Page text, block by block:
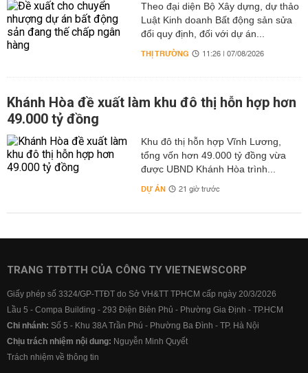
Theo đại diện Bộ Xây dựng, dự thảo
Luật Kinh doanh Bất động sản sửa
đổi quy định, đối với dự án...
THỊ TRƯỜNG 11:26 | 07/08/2026
Khánh Hòa đề xuất làm khu đô thị hỗn hợp hơn
49.000 tỷ đồng
Khu đô thị hỗn hợp Vĩnh Lương,
tổng vốn hơn 49.000 tỷ đồng vừa
được UBND Khánh Hòa trình...
DỰ ÁN 21 giờ trước
TRANG TTĐTTH CỦA CÔNG TY VIETNEWSCORP
Giấy phép số 3324/GP-TTĐT do Sở VH&TT TPHCM cấp ngày 20/3/2026
Lầu 5 - Compa Building - 293 Điện Biên Phủ - Phường Gia Định - TP.HCM
Chi nhánh: Số 5 - Khu 38A Trần Phú - Phường Ba Đình - TP. Hà Nội
Chịu trách nhiệm nội dung: Nguyễn Minh Quyết
Trách nhiệm về thông tin